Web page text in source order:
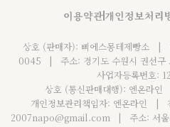
이용약관개인정보처리
상호 (판매자): 삐에스몽테제빵소 |
0045
| 주소: 경기도 수원시 권선
사업자등록번호:
상호 (통신판매대행): 엔온라인
개인정보관리책임자: 엔온라인
|
2007napo@gmail.com
|
주소: 서